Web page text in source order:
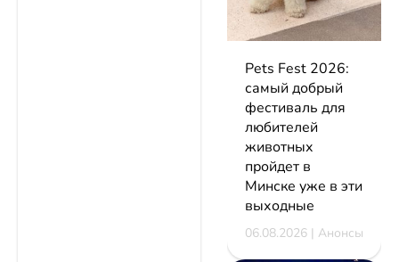
Pets Fest 2026:
самый добрый
фестиваль для
любителей
животных
пройдет в
Минске уже в эти
выходные
06.08.2026 | Анонсы